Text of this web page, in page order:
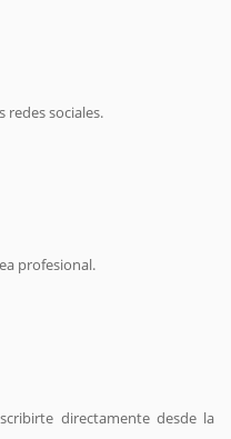
redes sociales.
profesional.
directamente desde la